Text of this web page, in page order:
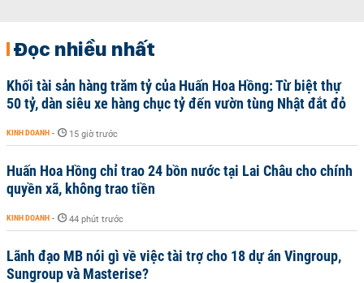
Đọc nhiều nhất
Khối tài sản hàng trăm tỷ của Huấn Hoa Hồng: Từ biệt thự
50 tỷ, dàn siêu xe hàng chục tỷ đến vườn tùng Nhật đắt đỏ
KINH DOANH - 15 giờ trước
Huấn Hoa Hồng chỉ trao 24 bồn nước tại Lai Châu cho chính
quyền xã, không trao tiền
KINH DOANH - 44 phút trước
Lãnh đạo MB nói gì về việc tài trợ cho 18 dự án Vingroup,
Sungroup và Masterise?